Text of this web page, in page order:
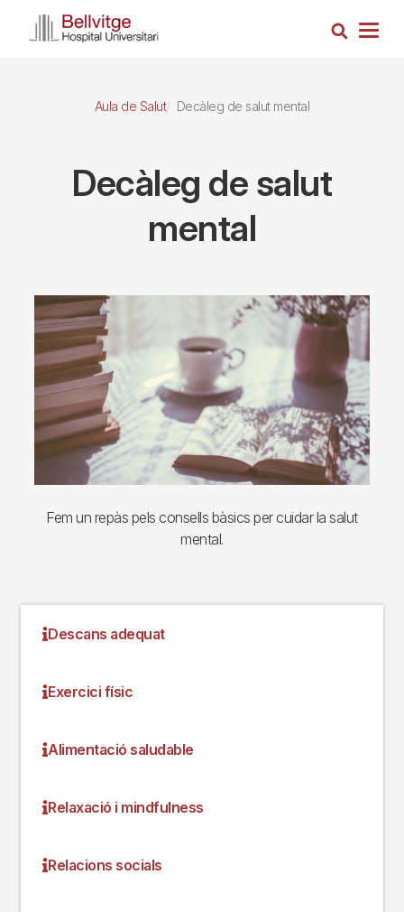
Cerca
Aula de Salut Decàleg de salut mental
Decàleg de salut
mental
Imagen
Fem un repàs pels consells bàsics per cuidar la salut
mental.
Descans adequat
Exercici físic
Alimentació saludable
Relaxació i mindfulness
Relacions socials